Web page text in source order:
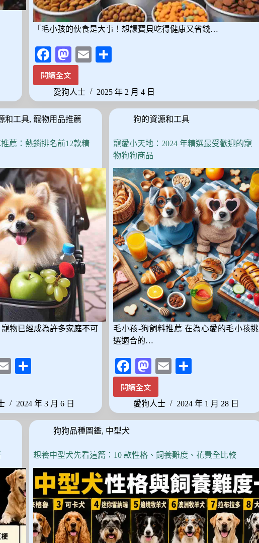
「毛小孩的伙食是大事！想讓寶貝吃得健康又省錢…
Fa
ce
bo
ok
M
as
to
do
n
E
ail
分
閱讀全文
2025
最
新！
10
款
價
料
推
薦，
Dcard、
PTT
網
友
真
心
分
享，
CP
值
超
高
愛狗人士 2025 年 2 月 4 日
和工具,寵物用品推薦
薦：熱銷排名前12款精
物已經成為許多家庭不可
E
ail
2024 年 3 月 6 日
狗的資源和工具
寵愛小天地：2024 年精選最受歡迎的寵
物狗狗商品
毛小孩-狗飼料推薦 在為心愛的毛小孩挑
選適合的…
Fa
ce
bo
ok
M
as
to
do
E
ail
閱讀全文
寵
愛
小
天
年
精
選
最
受
歡
迎
的
寵
愛狗人士 2024 年 1 月 28 日
狗狗品種圖鑑, 中型犬
想養中型犬先看這篇：10 款性格、飼養難度、花費全比較